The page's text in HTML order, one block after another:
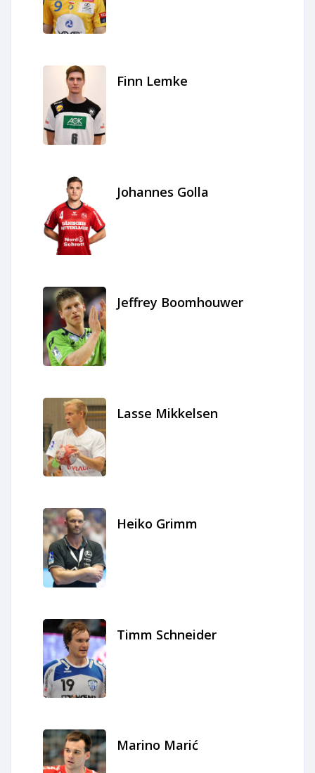
Finn Lemke
Johannes Golla
Jeffrey Boomhouwer
Lasse Mikkelsen
Heiko Grimm
Timm Schneider
Marino Marić